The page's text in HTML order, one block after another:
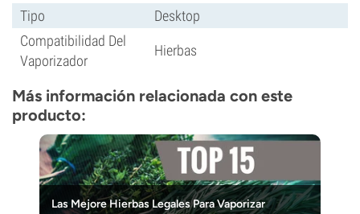
Tipo
Desktop
Compatibilidad Del
Vaporizador
Hierbas
Más información relacionada con este
producto:
Las Mejore Hierbas Legales Para Vaporizar